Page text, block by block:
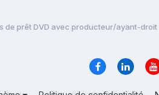
de prêt DVD avec producteur/ayant-droit